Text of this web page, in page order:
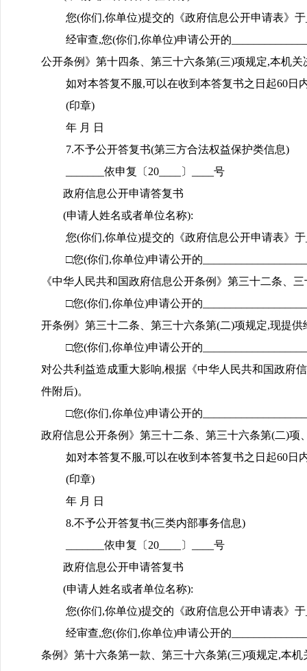
您(你们,你单位)提交的《政府信息公开申请表》于
经审查,您(你们,你单位)申请公开的
公开条例》第十四条、第三十六条第(三)项规定,本机关
如对本答复不服,可以在收到本答复书之日起60日
(印章)
年 月 日
7.不予公开答复书(第三方合法权益保护类信息)
_______依申复〔20____〕____号
政府信息公开申请答复书
(申请人姓名或者单位名称):
您(你们,你单位)提交的《政府信息公开申请表》于
□您(你们,你单位)申请公开的
《中华人民共和国政府信息公开条例》第三十二条、
□您(你们,你单位)申请公开的
开条例》第三十二条、第三十六条第(二)项规定,现提
□您(你们,你单位)申请公开的
对公共利益造成重大影响,根据《中华人民共和国政府
件附后)。
□您(你们,你单位)申请公开的
政府信息公开条例》第三十二条、第三十六条第(二)
如对本答复不服,可以在收到本答复书之日起60日
(印章)
年 月 日
8.不予公开答复书(三类内部事务信息)
_______依申复〔20____〕____号
政府信息公开申请答复书
(申请人姓名或者单位名称):
您(你们,你单位)提交的《政府信息公开申请表》于
经审查,您(你们,你单位)申请公开的
条例》第十六条第一款、第三十六条第(三)项规定,本机